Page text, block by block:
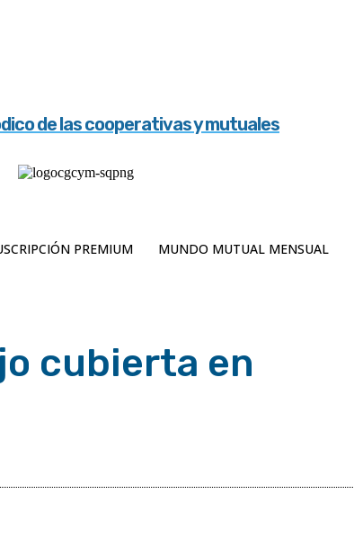
de las cooperativas y mutuales
PREMIUM MUNDO MUTUAL MENSUAL
cubierta en